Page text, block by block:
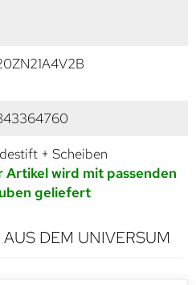
+ Scheiben
Artikel wird mit passenden
geliefert
DEM UNIVERSUM